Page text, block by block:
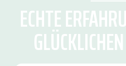
ECHTE